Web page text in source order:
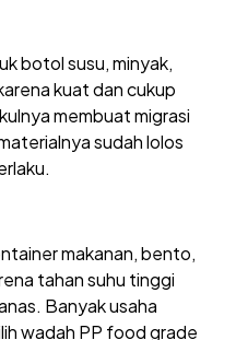
botol susu, minyak,
kuat dan cukup
membuat migrasi
sudah lolos
makanan, bento,
tahan suhu tinggi
Banyak usaha
wadah PP food grade